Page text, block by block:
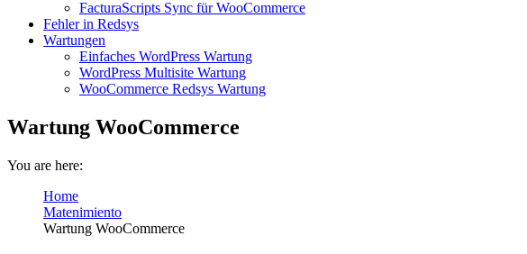
FacturaScripts Sync für WooCommerce
Fehler in Redsys
Wartungen
Einfaches WordPress Wartung
WordPress Multisite Wartung
WooCommerce Redsys Wartung
Wartung WooCommerce
You are here:
Home
Matenimiento
Wartung WooCommerce